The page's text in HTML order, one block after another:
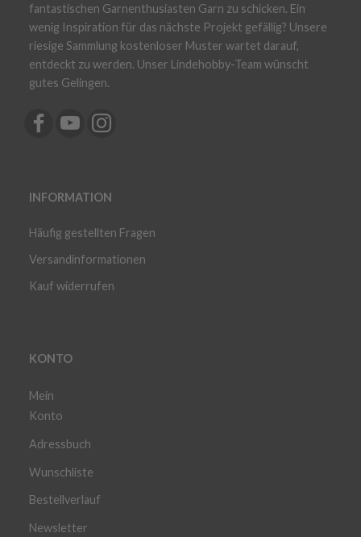
fantastischen Garnenthusiasten Garn zu schicken. Ein
wenig Inspiration für das nächste Projekt gefällig? Unsere
riesige Sammlung kostenloser Muster wartet darauf,
entdeckt zu werden. Unser Lindehobby-Team wünscht
gutes Gelingen.
INFORMATION
Häufig gestellten Fragen
Versandinformationen
Kauf widerrufen
KONTO
Mein
Konto
Adressbuch
Wunschliste
Bestellverlauf
Newsletter